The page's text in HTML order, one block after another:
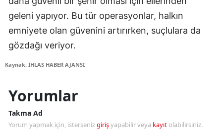
geleni yapıyor. Bu tür operasyonlar, halkın
emniyete olan güvenini artırırken, suçlulara da
gözdağı veriyor.
Kaynak: İHLAS HABER AJANSI
Yorumlar
Takma Ad
Yorum yapmak için, istersenizgirişyapabilir veya kayıt olabilirsiniz.